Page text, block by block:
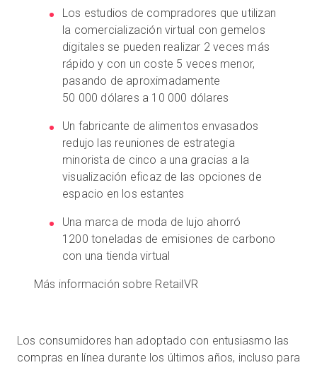
Los estudios de compradores que utilizan
la comercialización virtual con gemelos
digitales se pueden realizar 2 veces más
rápido y con un coste 5 veces menor,
pasando de aproximadamente
50 000 dólares a 10 000 dólares
Un fabricante de alimentos envasados
redujo las reuniones de estrategia
minorista de cinco a una gracias a la
visualización eficaz de las opciones de
espacio en los estantes
Una marca de moda de lujo ahorró
1200 toneladas de emisiones de carbono
con una tienda virtual
Más información sobre RetailVR
Los consumidores han adoptado con entusiasmo las
compras en línea durante los últimos años, incluso para